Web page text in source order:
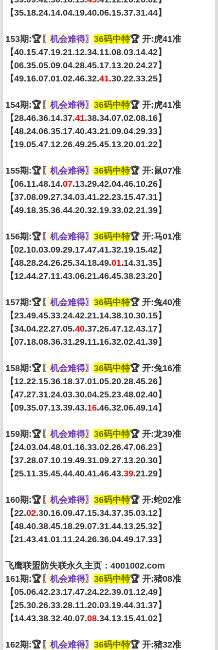
【35.18.24.14.04.19.40.06.15.37.31.44】
153期:🏆〖机会难得〗 36码中特🏆 开:虎41准
【40.15.47.19.21.12.34.11.08.03.14.42】
【06.35.05.09.04.28.45.17.13.20.24.27】
【49.16.07.01.02.46.32.41.30.22.33.25】
154期:🏆〖机会难得〗 36码中特🏆 开:虎41准
【28.46.36.14.37.41.38.34.07.02.08.16】
【48.24.06.35.17.40.43.21.09.04.29.33】
【19.05.47.12.26.49.25.45.13.20.01.22】
155期:🏆〖机会难得〗 36码中特🏆 开:鼠07准
【06.11.48.14.07.13.29.42.04.46.10.26】
【37.08.09.27.34.03.41.22.23.15.47.31】
【49.18.35.36.44.20.32.19.33.02.21.39】
156期:🏆〖机会难得〗 36码中特🏆 开:马01准
【02.10.03.09.29.17.47.41.32.19.15.42】
【48.28.24.26.25.34.18.49.01.14.31.35】
【12.44.27.11.43.06.21.46.45.38.23.20】
157期:🏆〖机会难得〗 36码中特🏆 开:兔40准
【23.49.45.33.24.42.21.14.38.10.30.15】
【34.04.22.27.05.40.37.26.47.12.43.17】
【07.18.08.36.31.29.11.16.32.02.41.39】
158期:🏆〖机会难得〗 36码中特🏆 开:兔16准
【12.22.15.36.18.37.01.05.20.28.45.26】
【47.27.31.24.03.30.04.25.23.48.02.40】
【09.35.07.13.39.43.16.46.32.06.49.14】
159期:🏆〖机会难得〗 36码中特🏆 开:龙39准
【24.03.04.48.01.16.33.02.26.47.06.23】
【37.28.07.10.19.49.31.09.27.13.20.30】
【25.11.35.45.44.40.41.46.43.39.21.29】
160期:🏆〖机会难得〗 36码中特🏆 开:蛇02准
【22.02.30.16.09.47.15.34.37.35.03.12】
【48.40.38.45.18.29.07.31.44.13.25.32】
【21.43.41.01.11.24.26.36.04.49.17.33】
飞鹰联盟防失联永久主页：4001002.com
161期:🏆〖机会难得〗 36码中特🏆 开:猪08准
【05.06.42.23.17.47.24.22.39.01.12.49】
【25.30.26.33.28.11.20.03.19.44.31.37】
【14.43.38.32.40.07.08.34.13.15.41.02】
162期:🏆〖机会难得〗 36码中特🏆 开:猪32准